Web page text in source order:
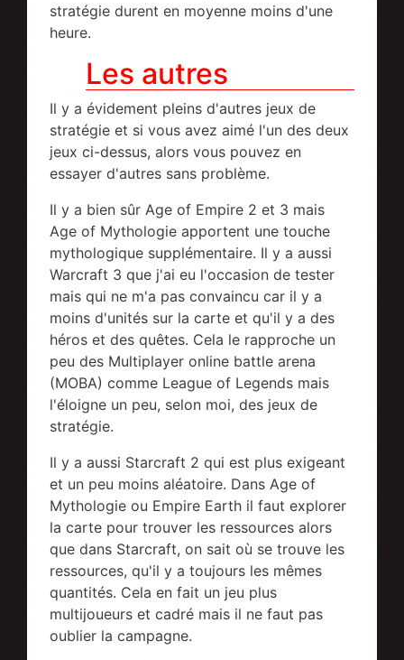
stratégie durent en moyenne moins d'une
heure.
Les autres
Il y a évidement pleins d'autres jeux de
stratégie et si vous avez aimé l'un des deux
jeux ci-dessus, alors vous pouvez en
essayer d'autres sans problème.
Il y a bien sûr Age of Empire 2 et 3 mais
Age of Mythologie apportent une touche
mythologique supplémentaire. Il y a aussi
Warcraft 3 que j'ai eu l'occasion de tester
mais qui ne m'a pas convaincu car il y a
moins d'unités sur la carte et qu'il y a des
héros et des quêtes. Cela le rapproche un
peu des Multiplayer online battle arena
(MOBA) comme League of Legends mais
l'éloigne un peu, selon moi, des jeux de
stratégie.
Il y a aussi Starcraft 2 qui est plus exigeant
et un peu moins aléatoire. Dans Age of
Mythologie ou Empire Earth il faut explorer
la carte pour trouver les ressources alors
que dans Starcraft, on sait où se trouve les
ressources, qu'il y a toujours les mêmes
quantités. Cela en fait un jeu plus
multijoueurs et cadré mais il ne faut pas
oublier la campagne.